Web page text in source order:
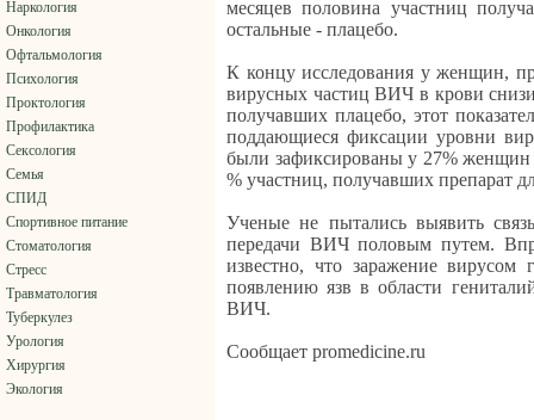
Наркология
Онкология
Офтальмология
Психология
Проктология
Профилактика
Сексология
Семья
СПИД
Спортивное питание
Стоматология
Стресс
Травматология
Туберкулез
Урология
Хирургия
Экология
месяцев половина участниц
остальные - плацебо.
К концу исследования у женщин,
вирусных частиц ВИЧ в крови
получавших плацебо, этот
поддающиеся фиксации уровни
были зафиксированы у 27% женщин
% участниц, получавших препарат
Ученые не пытались выявить
передачи ВИЧ половым путем.
известно, что заражение вирусом
появлению язв в области
ВИЧ.
Сообщает promedicine.ru